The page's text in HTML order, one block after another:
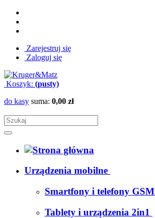
Zarejestruj się
Zaloguj się
Koszyk: (pusty)
do kasy suma: 0,00 zł
Urządzenia mobilne
Smartfony i telefony GSM
Tablety i urządzenia 2in1